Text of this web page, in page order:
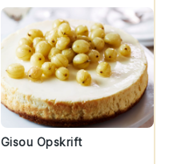
Gisou Opskrift